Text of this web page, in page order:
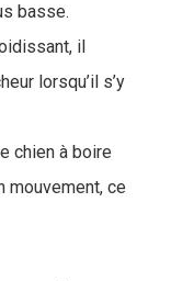
basse.
il
lorsqu’il s’y
chien à boire
mouvement, ce